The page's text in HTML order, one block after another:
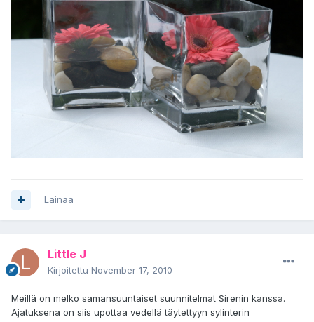
Lainaa
Little J
Kirjoitettu November 17, 2010
Meillä on melko samansuuntaiset suunnitelmat Sirenin kanssa.
Ajatuksena on siis upottaa vedellä täytettyyn sylinterin